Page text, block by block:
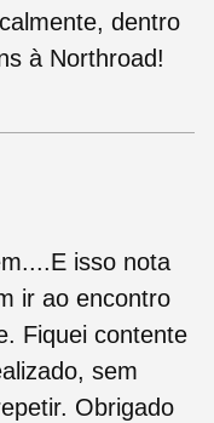
dentro
à Northroad!
isso nota
ir ao encontro
Fiquei contente
sem
Obrigado